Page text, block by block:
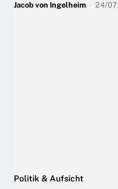
Jacob von Ingelheim 24/
Politik & Aufsicht